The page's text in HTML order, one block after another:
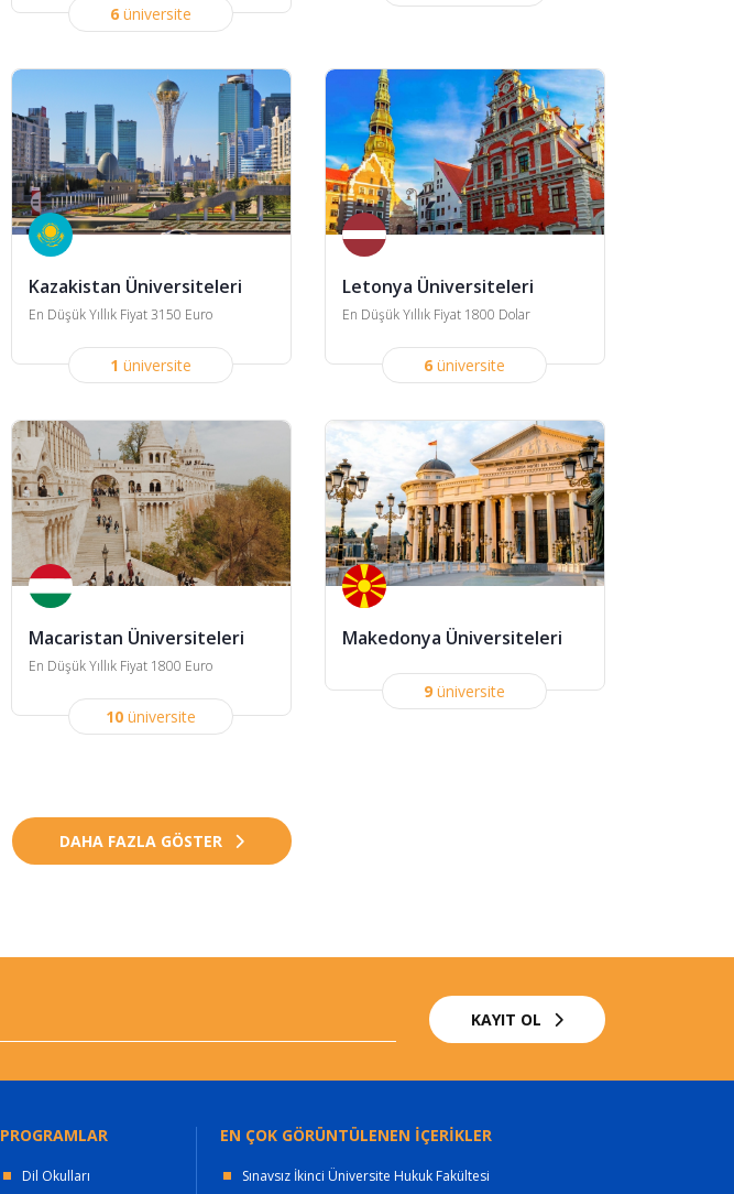
6 üniversite
Kazakistan Üniversiteleri
En Düşük Yıllık Fiyat 3150 Euro
1 üniversite
Letonya Üniversiteleri
En Düşük Yıllık Fiyat 1800 Dolar
6 üniversite
Macaristan Üniversiteleri
En Düşük Yıllık Fiyat 1800 Euro
10 üniversite
Makedonya Üniversiteleri
9 üniversite
DAHA FAZLA GÖSTER
KAYIT OL
PROGRAMLAR
Dil Okulları
EN ÇOK GÖRÜNTÜLENEN İÇERİKLER
Sınavsız İkinci Üniversite Hukuk Fakültesi